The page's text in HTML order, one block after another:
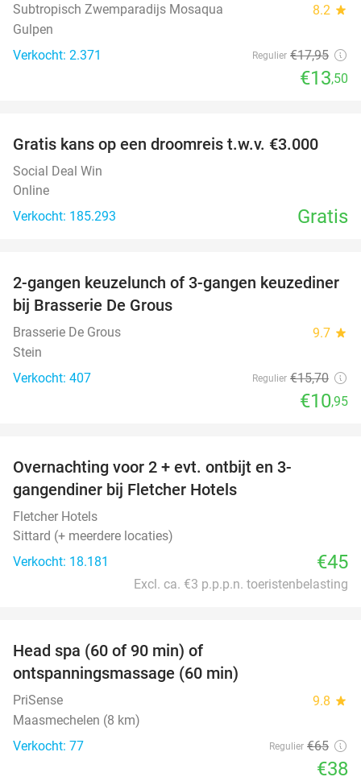
Subtropisch Zwemparadijs Mosaqua 8.2 star
Gulpen
Verkocht: 2.371
Regulier €17,95
€13,50
Gratis kans op een droomreis t.w.v. €3.000
Social Deal Win
Online
Verkocht: 185.293
Gratis
30%
2-gangen keuzelunch of 3-gangen keuzediner
bij Brasserie De Grous
Brasserie De Grous 9.7 star
Stein
Verkocht: 407
Regulier €15,70
€10,95
Overnachting voor 2 + evt. ontbijt en 3-
gangendiner bij Fletcher Hotels
Fletcher Hotels
Sittard (+ meerdere locaties)
Verkocht: 18.181
€45
Excl. ca. €3 p.p.p.n. toeristenbelasting
Head spa (60 of 90 min) of
ontspanningsmassage (60 min)
PriSense 9.8 star
Maasmechelen (8 km)
Verkocht: 77
Regulier €65
€38